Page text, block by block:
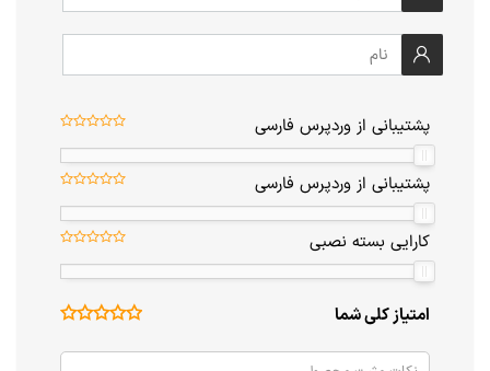
پشتیبانی از وردپرس فارسی
پشتیبانی از وردپرس فارسی
کارایی بسته نصبی
امتیاز کلی شما